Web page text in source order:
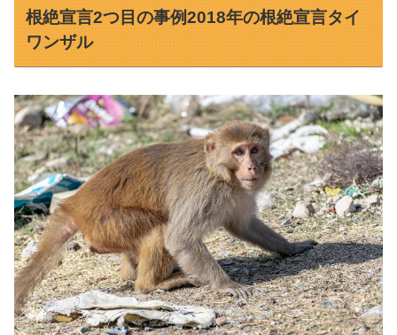
根絶宣言2つ目の事例2018年の根絶宣言タイ
ワンザル